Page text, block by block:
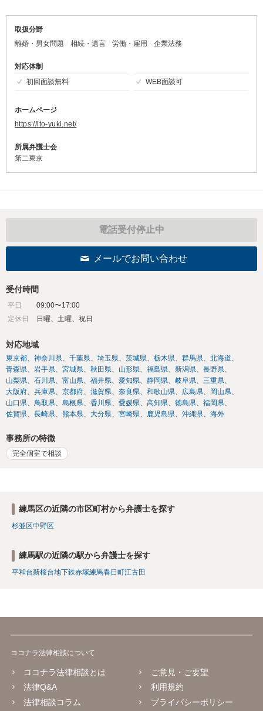
取扱分野
離婚・男女問題
相続・遺言 労働・雇用 企業法務
対応体制
初回面談無料
WEB面談可
ホームページ
https://ito-yuki.net/
所属弁護士会
第二東京
電話受付停止中
メールでお問い合わせ
受付時間
平日
09:00〜17:00
定休日
日曜、土曜、祝日
対応地域
東京都 神奈川県 千葉県 埼玉県 茨城県 栃木県 群馬県
北海道
青森県
岩手県 宮城県 秋田県 山形県 福島県 新潟県
長野県
山梨県
石川県 富山県 福井県 愛知県 静岡県 岐阜県
三重県
大阪府
兵庫県 京都府 滋賀県 奈良県 和歌山県 広島県
岡山県
山口県
鳥取県 島根県 香川県 愛媛県 高知県 徳島県
福岡県
佐賀県
長崎県 熊本県 大分県 宮崎県 鹿児島県 沖縄県 海外
事務所の特徴
完全個室で相談
練馬区の近隣の市区町村から弁護士を探す
杉並区中野区
練馬駅の近隣の駅から弁護士を探す
平和台新桜台地下鉄赤塚練馬春日町江古田
ココナラ法律相談について
ココナラ法律相談とは
法律Q&A
法律相談コラム
ご意見・ご要望
利用規約
プライバシーポリシー